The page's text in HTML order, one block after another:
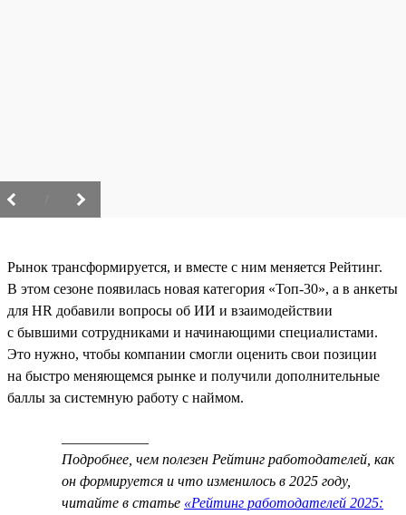
Рынок трансформируется, и вместе с ним меняется Рейтинг.
В этом сезоне появилась новая категория «Топ-30», а в анкеты
для HR добавили вопросы об ИИ и взаимодействии
с бывшими сотрудниками и начинающими специалистами.
Это нужно, чтобы компании смогли оценить свои позиции
на быстро меняющемся рынке и получили дополнительные
баллы за системную работу с наймом.
Подробнее, чем полезен Рейтинг работодателей, как
он формируется и что изменилось в 2025 году,
читайте в статье «Рейтинг работодателей 2025: